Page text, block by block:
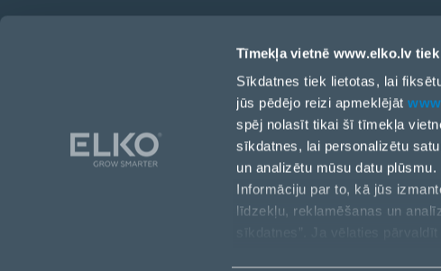
Tīmekļa vietnē www.elko.lv
Sīkdatnes tiek lietotas, lai
jūs pēdējo reizi apmeklējāt
spēj nolasīt tikai šī tīmekļa
sīkdatnes, lai personalizētu
un analizētu mūsu datu plūsmu.
Informāciju par to, kā jūs
līdzekļu, reklamēšanas un
Toma iela 4, Rīga, LV-1003, Latvija